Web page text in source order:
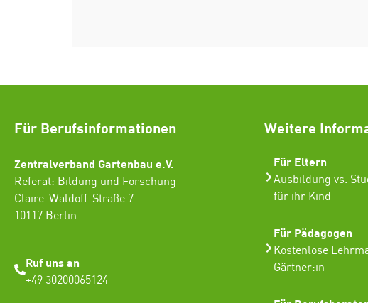
Für Berufsinformationen
Zentralverband Gartenbau e.V.
Referat: Bildung und Forschung
Claire-Waldoff-Straße 7
10117 Berlin
Ruf uns an
+49 30200065124
Weitere
Für Eltern
Ausbildung vs.
für ihr Kind
Für Pädagogen
Kostenlose
Gärtner:in